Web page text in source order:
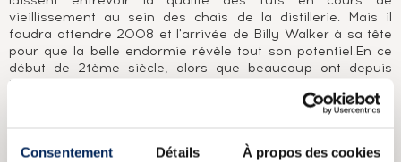
Consentement Détails À propos des cookies
vieillissement au sein des chais de la distillerie. Mais il
faudra attendre 2008 et l'arrivée de Billy Walker à sa tête
pour que la belle endormie révèle tout son potentiel.En ce
début de 21ème siècle, alors que beaucoup ont depuis
longtemps troqué leurs atours andalous pour un style plus
rond et consensuel, The Glendronach occupe le devant de
la scène en lançant régulièrement des versions 100%
des amateurs et des collectionneurs de whisky.